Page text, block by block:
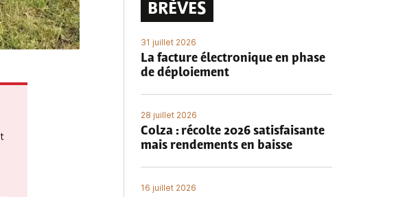
BRÈVES
31 juillet 2026
La facture électronique en phase
de déploiement
28 juillet 2026
Colza : récolte 2026 satisfaisante
mais rendements en baisse
16 juillet 2026